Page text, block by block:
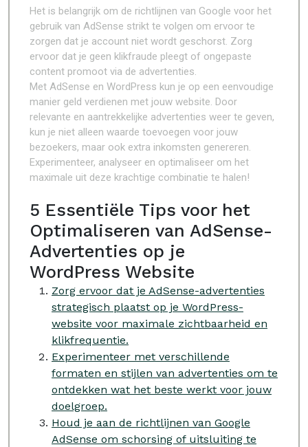
Het is belangrijk om de richtlijnen van Google voor het
gebruik van AdSense strikt te volgen om ervoor te
zorgen dat je account niet wordt geschorst. Zorg
ervoor dat je geen klikfraude pleegt of ongepaste
content promoot via de advertenties.
Met AdSense en WordPress kun je op een eenvoudige
manier geld verdienen met jouw website. Door
relevante en aantrekkelijke advertenties weer te geven,
kun je niet alleen waarde toevoegen voor jouw
bezoekers, maar ook extra inkomsten genereren.
Experimenteer, analyseer en optimaliseer om het
maximale uit deze krachtige combinatie te halen!
5 Essentiële Tips voor het
Optimaliseren van AdSense-
Advertenties op je
WordPress Website
Zorg ervoor dat je AdSense-advertenties
strategisch plaatst op je WordPress-
website voor maximale zichtbaarheid en
klikfrequentie.
Experimenteer met verschillende
formaten en stijlen van advertenties om te
ontdekken wat het beste werkt voor jouw
doelgroep.
Houd je aan de richtlijnen van Google
AdSense om schorsing of uitsluiting te